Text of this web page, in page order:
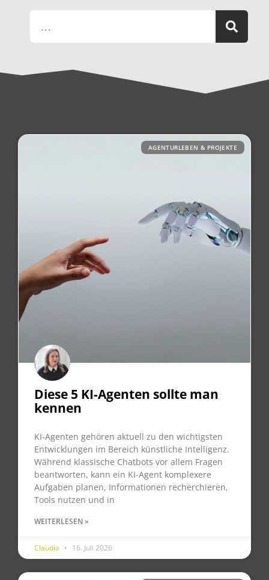
AGENTURLEBEN & PROJEKTE
Diese 5 KI-Agenten sollte man
kennen
KI-Agenten gehören aktuell zu den wichtigsten
Entwicklungen im Bereich künstliche Intelligenz.
Während klassische Chatbots vor allem Fragen
beantworten, kann ein KI-Agent komplexere
Aufgaben planen, Informationen recherchieren,
Tools nutzen und in
WEITERLESEN »
Claudia 16. Juli 2026